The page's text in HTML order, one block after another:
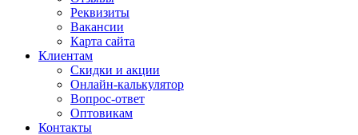
Реквизиты
Вакансии
Карта сайта
Клиентам
Скидки и акции
Онлайн-калькулятор
Вопрос-ответ
Оптовикам
Контакты